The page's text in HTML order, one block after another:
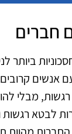
חברים
ביותר
קרובים
מבלי
לבטא